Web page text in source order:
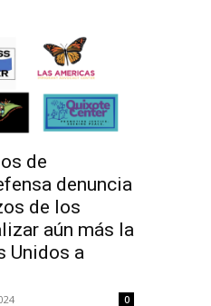
de
denuncia
de los
aún más la
Unidos a
0